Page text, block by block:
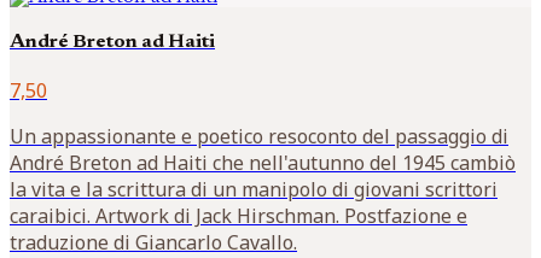
André Breton ad Haiti
7,50
Un appassionante e poetico resoconto del passaggio di
André Breton ad Haiti che nell'autunno del 1945 cambiò
la vita e la scrittura di un manipolo di giovani scrittori
caraibici. Artwork di Jack Hirschman. Postfazione e
traduzione di Giancarlo Cavallo.